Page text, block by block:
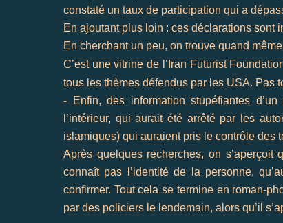
constaté un taux de participation qui a
En ajoutant plus loin : ces déclarations sont
En cherchant un peu, on trouve quand
C’est une vitrine de l’Iran Futurist
tous les thèmes défendus par les USA. Pas
- Enfin, des information stupéfiantes
l’intérieur, qui aurait été arrêté par les
islamiques) qui auraient pris le contrôle des
Après quelques recherches, on
connaît pas l’identité de la personne,
confirmer. Tout cela se termine en roman-
par des policiers le lendemain, alors qu’il